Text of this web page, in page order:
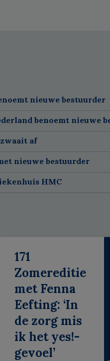
nieuwe bestuurder
benoemt nieuwe
af
nieuwe bestuurder
HMC
171
Zomereditie
met Fenna
Eefting: ‘In
de zorg mis
ik het yes!-
gevoel’